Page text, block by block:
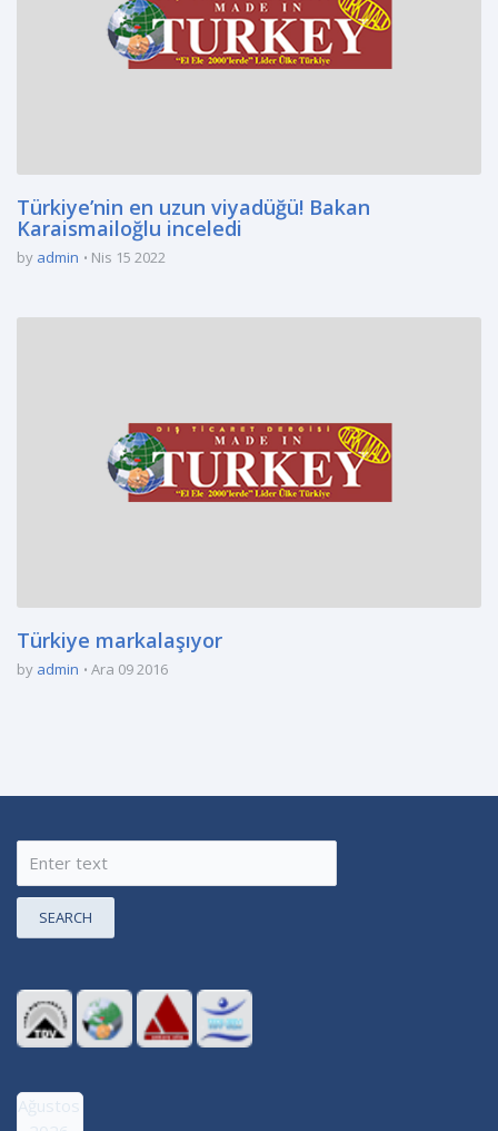
Türkiye’nin en uzun viyadüğü! Bakan
Karaismailoğlu inceledi
by admin Nis 15 2022
Türkiye markalaşıyor
by admin Ara 09 2016
SEARCH
Ağustos